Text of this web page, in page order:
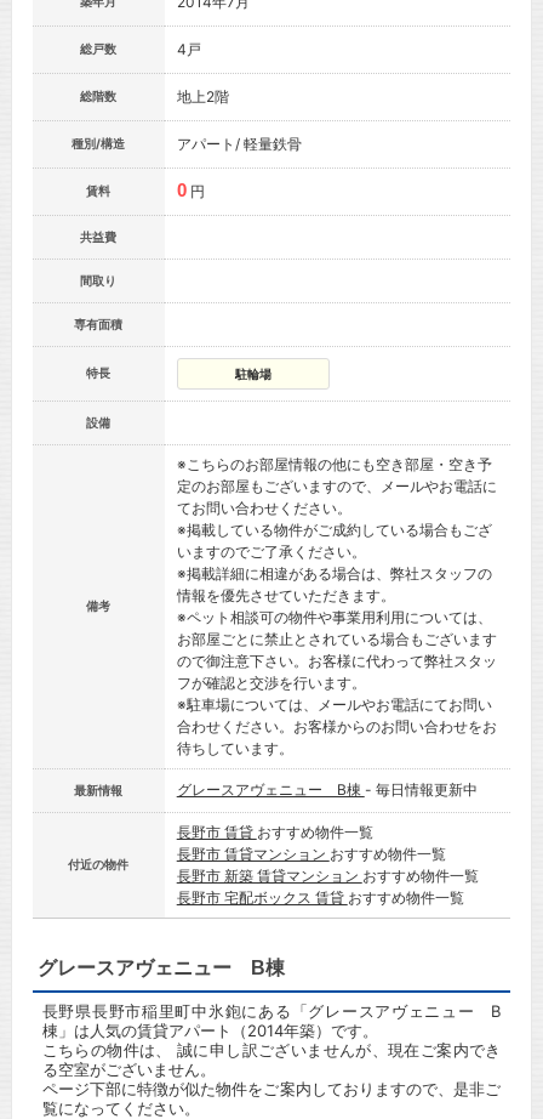
総戸数 4戸
総階数 地上2階
種別/構造 アパート/ 軽量鉄骨
賃料 0 円
共益費
間取り
専有面積
特長 駐輪場
設備
備考
※こちらのお部屋情報の他にも空き部屋・空き予
定のお部屋もございますので、メールやお電話に
てお問い合わせください。
※掲載している物件がご成約している場合もござ
いますのでご了承ください。
※掲載詳細に相違がある場合は、弊社スタッフの
情報を優先させていただきます。
※ペット相談可の物件や事業用利用については、
お部屋ごとに禁止とされている場合もございます
ので御注意下さい。お客様に代わって弊社スタッ
フが確認と交渉を行います。
※駐車場については、メールやお電話にてお問い
合わせください。お客様からのお問い合わせをお
待ちしています。
最新情報 グレースアヴェニュー B棟 - 毎日情報更新中
付近の物件
長野市 賃貸 おすすめ物件一覧
長野市 賃貸マンション おすすめ物件一覧
長野市 新築 賃貸マンション おすすめ物件一覧
長野市 宅配ボックス 賃貸 おすすめ物件一覧
グレースアヴェニュー B棟
長野県長野市稲里町中氷鉋にある「グレースアヴェニュー B
棟」は人気の賃貸アパート（2014年築）です。
こちらの物件は、 誠に申し訳ございませんが、現在ご案内でき
る空室がございません。
ページ下部に特徴が似た物件をご案内しておりますので、是非ご
覧になってください。